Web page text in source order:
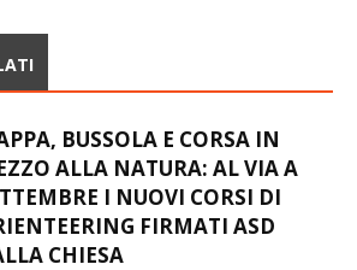
BUSSOLA E CORSA IN
ALLA NATURA: AL VIA A
I NUOVI CORSI DI
FIRMATI ASD
CHIESA